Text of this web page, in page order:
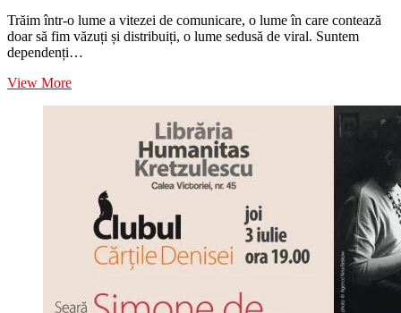
Trăim într-o lume a vitezei de comunicare, o lume în care contează
doar să fim văzuți și distribuiți, o lume sedusă de viral. Suntem
dependenți…
View MoreContagios
Contagios
Cum
răspândesc
ideile